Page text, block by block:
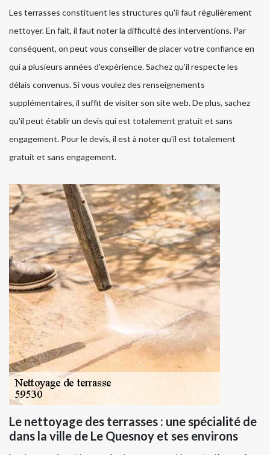
Les terrasses constituent les structures qu'il faut régulièrement
nettoyer. En fait, il faut noter la difficulté des interventions. Par
conséquent, on peut vous conseiller de placer votre confiance en
qui a plusieurs années d'expérience. Sachez qu'il respecte les
délais convenus. Si vous voulez des renseignements
supplémentaires, il suffit de visiter son site web. De plus, sachez
qu'il peut établir un devis qui est totalement gratuit et sans
engagement. Pour le devis, il est à noter qu'il est totalement
gratuit et sans engagement.
Le nettoyage des terrasses : une spécialité de
dans la ville de Le Quesnoy et ses environs